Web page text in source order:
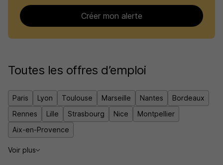
Créer mon alerte
Toutes les offres d’emploi
Paris Lyon Toulouse Marseille Nantes
Bordeaux
Rennes
Lille Strasbourg Nice
Montpellier
Aix-en-Provence
Voir plus